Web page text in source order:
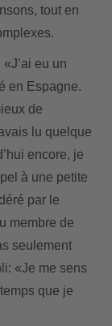
tout en
eu un
en Espagne.
de
lu quelque
encore, je
à une petite
par le
membre de
seulement
«Je me sens
que je